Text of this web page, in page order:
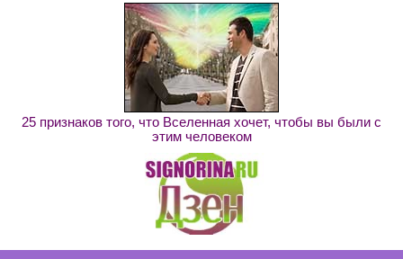
25 признаков того, что Вселенная хочет, чтобы вы были с
этим человеком